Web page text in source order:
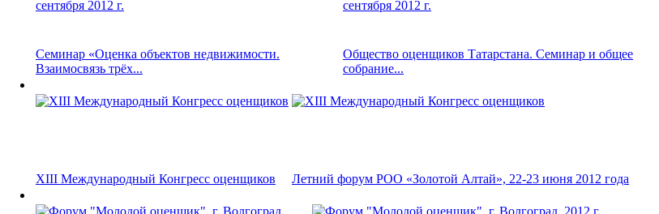
Семинар «Оценка объектов недвижимости.
Взаимосвязь трёх...
Общество оценщиков Татарстана. Семинар и общее
собрание...
XIII Международный Конгресс оценщиков Летний форум РОО «Золотой Алтай», 22-23 июня 2012 года